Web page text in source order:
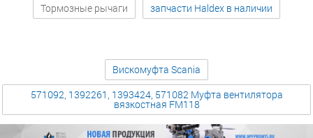
Тормозные рычаги
запчасти Haldex в наличии
Вискомуфта Scania
571092, 1392261, 1393424, 571082 Муфта вентилятора
вязкостная FM118